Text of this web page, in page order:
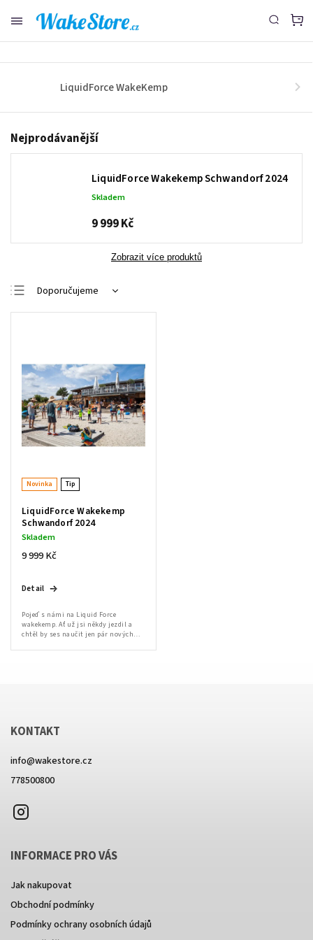
LiquidForce WakeKemp
Nejprodávanější
LiquidForce Wakekemp Schwandorf 2024
Skladem
9 999 Kč
Zobrazit více produktů
Doporučujeme
Nejlevnější
Abecedně
Novinka Tip
LiquidForce Wakekemp
Schwandorf 2024
Skladem
9 999 Kč
Detail
Pojeď s námi na Liquid Force
wakekemp. Ať už jsi někdy jezdil a
chtěl by ses naučit jen pár nových
KONTAKT
info@wakestore.cz
778500800
INFORMACE PRO VÁS
Jak nakupovat
Obchodní podmínky
Podmínky ochrany osobních údajů
www.wakestore.cz - Chat